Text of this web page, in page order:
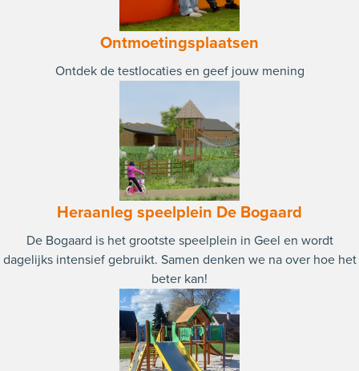
Ontmoetingsplaatsen
Ontdek de testlocaties en geef jouw mening
Heraanleg speelplein De Bogaard
De Bogaard is het grootste speelplein in Geel en wordt
dagelijks intensief gebruikt. Samen denken we na over hoe het
beter kan!